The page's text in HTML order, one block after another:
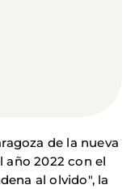
de la nueva
año 2022 con el
al olvido", la